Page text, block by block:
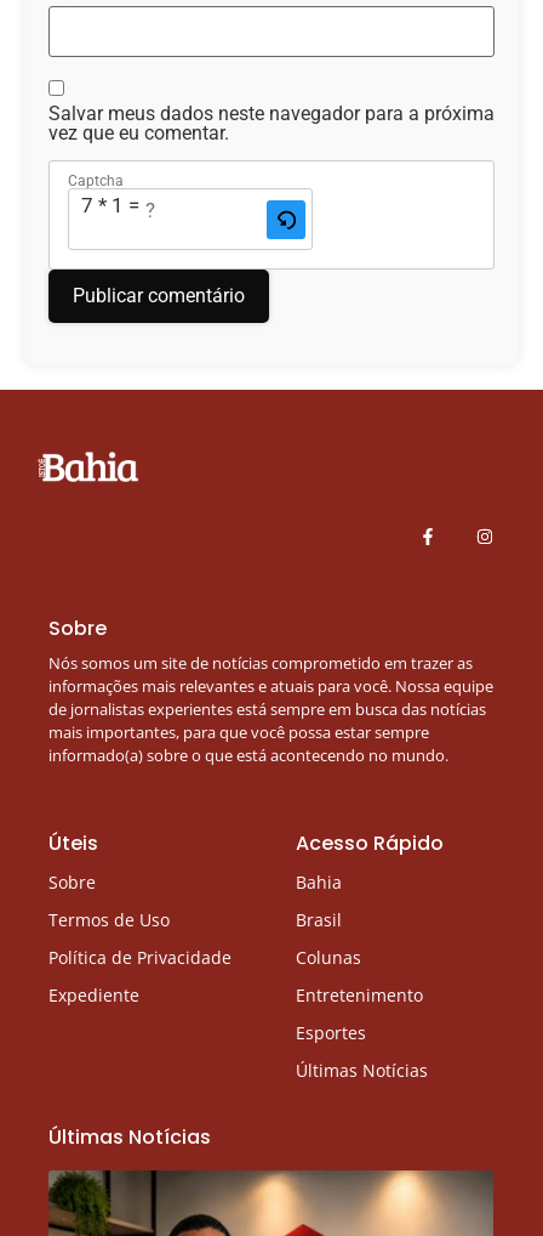
Salvar meus dados neste navegador para a próxima
vez que eu comentar.
Captcha
7 * 1 = ?
Sobre
Nós somos um site de notícias comprometido em trazer as
informações mais relevantes e atuais para você. Nossa equipe
de jornalistas experientes está sempre em busca das notícias
mais importantes, para que você possa estar sempre
informado(a) sobre o que está acontecendo no mundo.
Úteis
Sobre
Termos de Uso
Política de Privacidade
Expediente
Acesso Rápido
Bahia
Brasil
Colunas
Entretenimento
Esportes
Últimas Notícias
Últimas Notícias